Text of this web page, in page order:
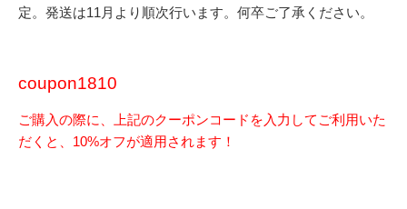
定。発送は11月より順次行います。何卒ご了承ください。
coupon1810
ご購入の際に、上記のクーポンコードを入力してご利用いた
だくと、10%オフが適用されます！